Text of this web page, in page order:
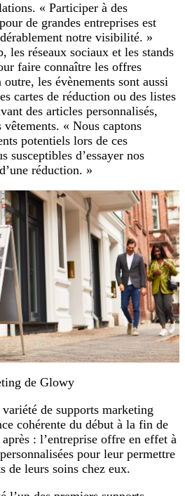
« Participer à des
de grandes entreprises est
notre visibilité. »
les réseaux sociaux et les stands
faire connaître les offres
les évènements sont aussi
cartes de réduction ou des listes
des articles personnalisés,
vêtements. « Nous captons
potentiels lors de ces
susceptibles d’essayer nos
réduction. »
de Glowy
de supports marketing
cohérente du début à la fin de
: l’entreprise offre en effet à
pour leur permettre
de leurs soins chez eux.